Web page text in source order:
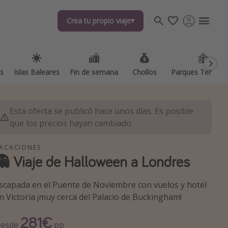
Crea tu propio viaje
Islas Baleares Fin de semana Chollos Parques
Crea tu propio viaje
Islas Baleares Fin de semana Chollos Parques
destinos
Esta oferta se publicó hace unos días. Es posible
que los precios hayan cambiado.
Viaje de Halloween a Londres
en el Puente de Noviembre con vuelos y hotel
Victoria ¡muy cerca del Palacio de Buckingham!
281€ pp